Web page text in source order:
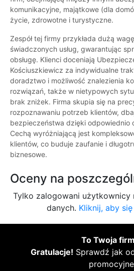
komunikacyjne, majątkowe (dla
życie, zdrowotne i turystyczne.
Zespół tej firmy przykłada dużą
świadczonych usług, gwarantując
obsługę. Klienci doceniają
Kościuszkiewicz za indywidualne
doradztwo i możliwość znalezienia
rozwiązań, także w nietypowych
brak zniżek. Firma skupia się na
rozpoznawaniu potrzeb klientów,
bezpieczeństwa dzięki odpowiednio
Cechą wyróżniającą jest
klientów, co buduje zaufanie i
biznesowe.
Oceny na
Tylko zalogowani
danych. Kliknij, aby
To Twoja
Gratulacje! Sprawdź jak